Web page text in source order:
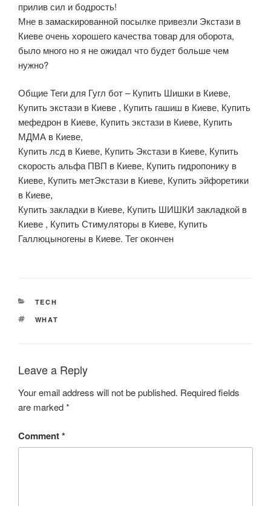
прилив сил и бодрость!
Мне в замаскированной посылке привезли Экстази в
Киеве очень хорошего качества товар для оборота,
было много но я не ожидал что будет больше чем
нужно?
Общие Теги для Гугл бот – Купить Шишки в Киеве,
Купить экстази в Киеве , Купить гашиш в Киеве, Купить
мефедрон в Киеве, Купить экстази в Киеве, Купить
МДМА в Киеве,
Купить лсд в Киеве, Купить Экстази в Киеве, Купить
скорость альфа ПВП в Киеве, Купить гидропонику в
Киеве, Купить метЭкстази в Киеве, Купить эйфоретики
в Киеве,
Купить закладки в Киеве, Купить ШИШКИ закладкой в
Киеве , Купить Стимуляторы в Киеве, Купить
Галлюцыногены в Киеве. Тег окончен
CATEGORIES
TECH
TAGS
WHAT
Leave a Reply
Your email address will not be published. Required fields
are marked*
Comment*